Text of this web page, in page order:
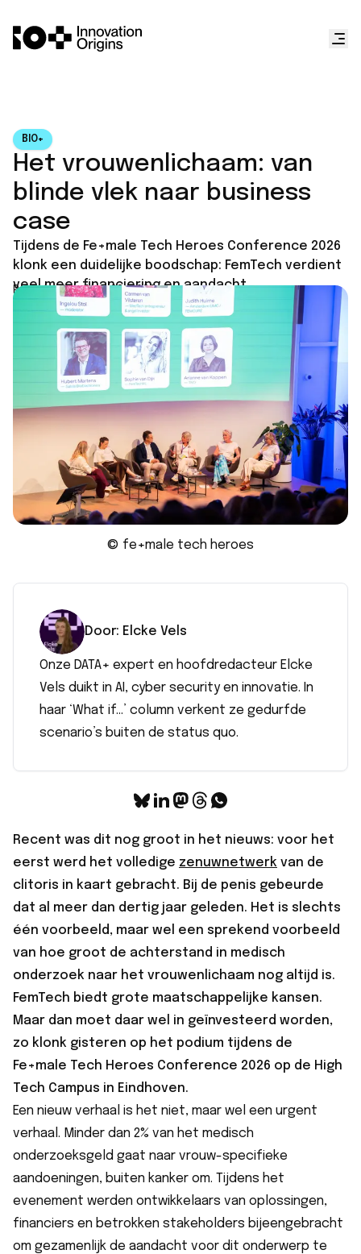
BIO+
Het vrouwenlichaam: van
blinde vlek naar business
case
Tijdens de Fe+male Tech Heroes Conference 2026
klonk een duidelijke boodschap: FemTech verdient
veel meer financiering en aandacht.
Published onMay 28, 2026
© fe+male tech heroes
Door: Elcke Vels
Onze DATA+ expert en hoofdredacteur Elcke
Vels duikt in AI, cyber security en innovatie. In
haar ‘What if…’ column verkent ze gedurfde
scenario’s buiten de status quo.
Recent was dit nog groot in het nieuws: voor het
eerst werd het volledige zenuwnetwerk van de
clitoris in kaart gebracht. Bij de penis gebeurde
dat al meer dan dertig jaar geleden. Het is slechts
één voorbeeld, maar wel een sprekend voorbeeld
van hoe groot de achterstand in medisch
onderzoek naar het vrouwenlichaam nog altijd is.
FemTech biedt grote maatschappelijke kansen.
Maar dan moet daar wel in geïnvesteerd worden,
zo klonk gisteren op het podium tijdens de
Fe+male Tech Heroes Conference 2026 op de High
Tech Campus in Eindhoven.
Een nieuw verhaal is het niet, maar wel een urgent
verhaal. Minder dan 2% van het medisch
onderzoeksgeld gaat naar vrouw-specifieke
aandoeningen, buiten kanker om. Tijdens het
evenement werden ontwikkelaars van oplossingen,
financiers en betrokken stakeholders bijeengebracht
om gezamenlijk de aandacht voor dit onderwerp te